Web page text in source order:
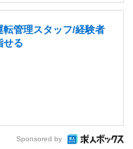
管理スタッフ/経験者
せる
Sponsored by